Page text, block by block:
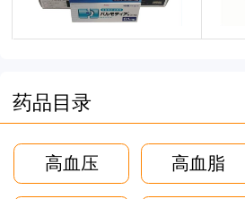
药品目录
高血压 高血脂